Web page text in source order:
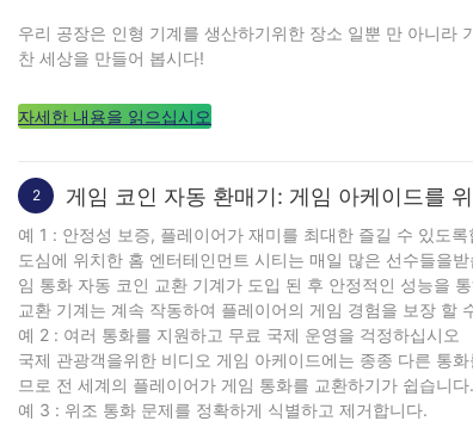
우리 공장은 인형 기계를 생산하기위한 장소 일뿐 만 아니라
찬 세상을 만들어 봅시다!
자세한 내용을 읽으십시오
2 게임 코인 자동 환매기: 게임 아케이드를
예 1 : 안정성 보증, 플레이어가 재미를 최대한 즐길 수 있도록
도심에 위치한 홈 엔터테인먼트 시티는 매일 많은 선수들을
임 통화 자동 코인 교환 기계가 도입 된 후 안정적인 성능을
교환 기계는 계속 작동하여 플레이어의 게임 경험을 보장 할
예 2 : 여러 통화를 지원하고 무료 국제 운영을 걱정하십시오
국제 관광객을위한 비디오 게임 아케이드에는 종종 다른 통
므로 전 세계의 플레이어가 게임 통화를 교환하기가 쉽습니
예 3 : 위조 통화 문제를 정확하게 식별하고 제거합니다.